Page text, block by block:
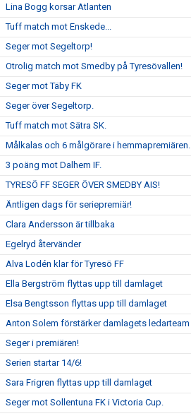
Lina Bogg korsar Atlanten
Tuff match mot Enskede...
Seger mot Segeltorp!
Otrolig match mot Smedby på Tyresövallen!
Seger mot Täby FK
Seger över Segeltorp.
Tuff match mot Sätra SK.
Målkalas och 6 målgörare i hemmapremiären.
3 poäng mot Dalhem IF.
TYRESÖ FF SEGER ÖVER SMEDBY AIS!
Äntligen dags för seriepremiär!
Clara Andersson är tillbaka
Egelryd återvänder
Alva Lodén klar för Tyresö FF
Ella Bergström flyttas upp till damlaget
Elsa Bengtsson flyttas upp till damlaget
Anton Solem förstärker damlagets ledarteam
Seger i premiären!
Serien startar 14/6!
Sara Frigren flyttas upp till damlaget
Seger mot Sollentuna FK i Victoria Cup.